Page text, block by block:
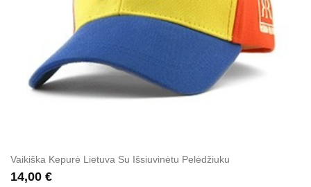
Vaikiška Kepurė Lietuva Su Išsiuvinėtu Pelėdžiuku
14,00 €